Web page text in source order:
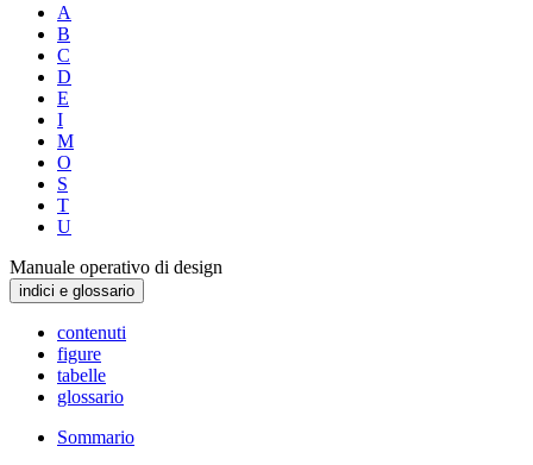
A
B
C
D
E
I
M
O
S
T
U
Manuale operativo di design
indici e glossario
contenuti
figure
tabelle
glossario
Sommario